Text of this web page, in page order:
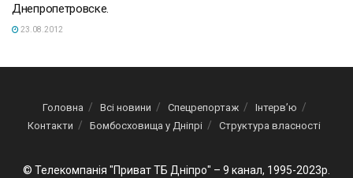
Днепропетровске.
23.08.2012
Головна Всі новини Спецрепортаж
Інтерв’ю
Контакти
Бомбосховища у Дніпрі Структура власності
© Телекомпанія "Приват ТБ Дніпро" – 9 канал, 1995-2023р.